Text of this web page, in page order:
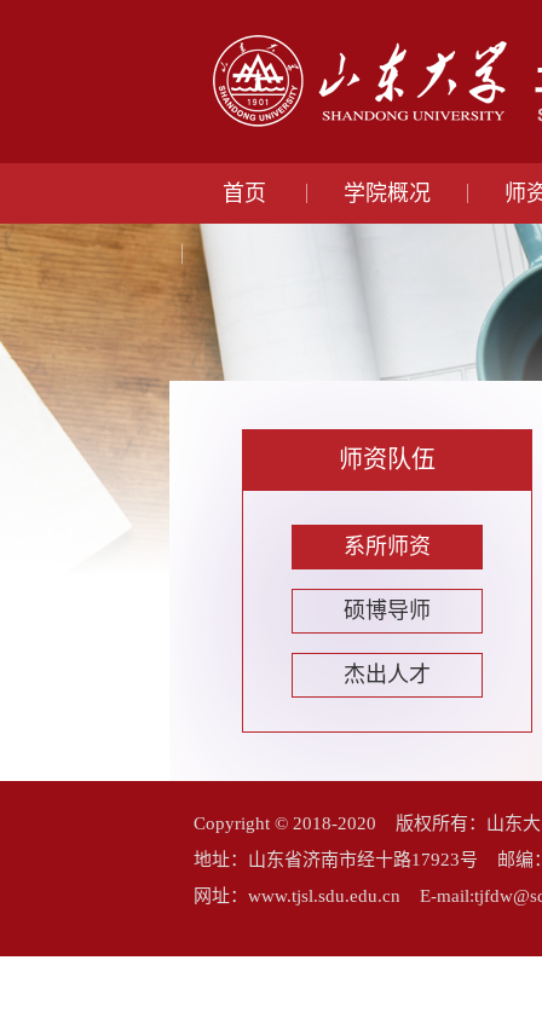
首页 学院概况 师
师资队伍
系所师资
硕博导师
杰出人才
Copyright © 2018-2020 版权所有：山东
地址：山东省济南市经十路17923号 邮
网址：www.tjsl.sdu.edu.cn E-